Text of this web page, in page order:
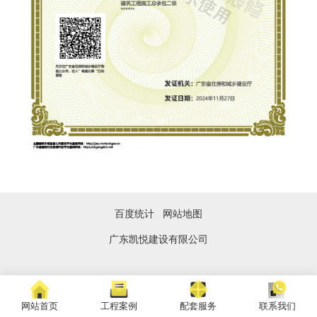
百度统计 网站地图
广东凯悦建设有限公司
网站首页 工程案例 配套服务 联系我们